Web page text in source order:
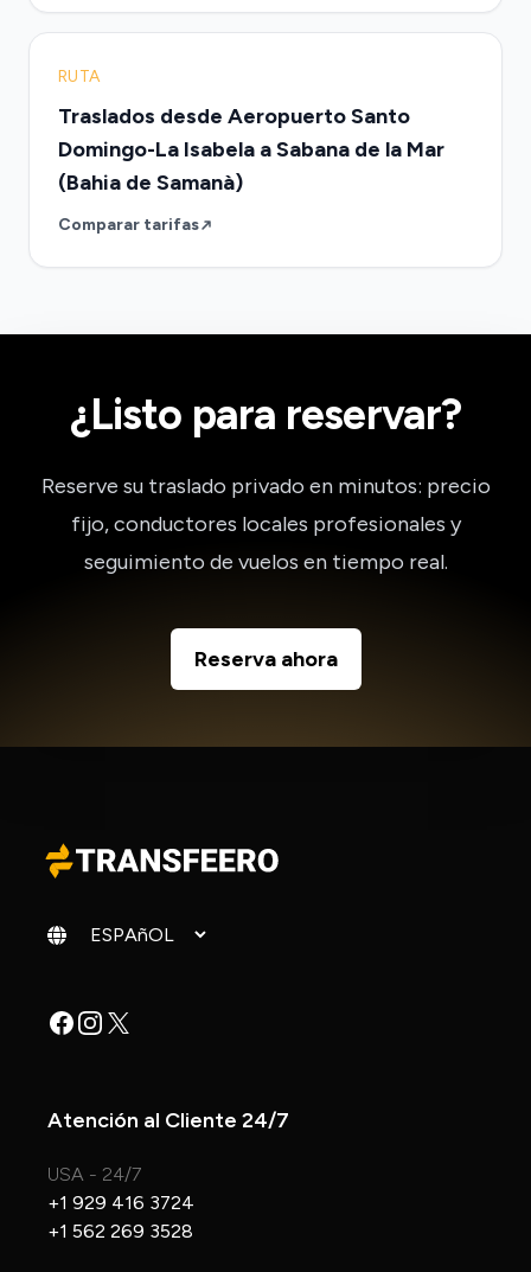
RUTA
Traslados desde Aeropuerto Santo
Domingo-La Isabela a Sabana de la Mar
(Bahia de Samanà)
Comparar tarifas
¿Listo para reservar?
Reserve su traslado privado en minutos: precio
fijo, conductores locales profesionales y
seguimiento de vuelos en tiempo real.
Reserva ahora
Cambiar idioma
Facebook
Instagram
X
Atención al Cliente 24/7
USA - 24/7
+1 929 416 3724
+1 562 269 3528